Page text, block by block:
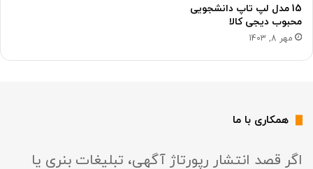
15 مدل لپ تاپ دانشجویی
محبوب دیجی کالا
مهر 8, 1403
همکاری با ما
اگر قصد انتشار رپورتاژ آگهی، تبلیغات بنری یا